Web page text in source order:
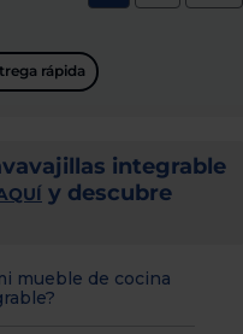
rápida
integrable
y descubre
mueble de cocina